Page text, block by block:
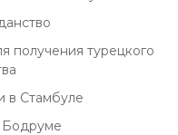
получения турецкого
в Стамбуле
Бодруме